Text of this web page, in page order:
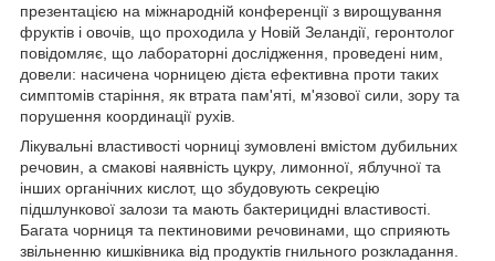
презентацією на міжнародній конференції з вирощування
фруктів і овочів, що проходила у Новій Зеландії, геронтолог
повідомляє, що лабораторні дослідження, проведені ним,
довели: насичена чорницею дієта ефективна проти таких
симптомів старіння, як втрата пам'яті, м'язової сили, зору та
порушення координації рухів.
Лікувальні властивості чорниці зумовлені вмістом дубильних
речовин, а смакові наявність цукру, лимонної, яблучної та
інших органічних кислот, що збудовують секрецію
підшлункової залози та мають бактерицидні властивості.
Багата чорниця та пектиновими речовинами, що сприяють
звільненню кишківника від продуктів гнильного розкладання.